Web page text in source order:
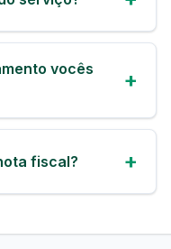
vocês
fiscal?